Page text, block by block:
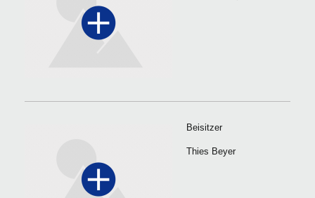
Beisitzer
Thies Beyer